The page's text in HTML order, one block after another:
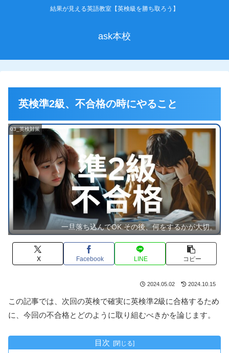
結果が見える英語教室【英検級を勝ち取ろう】
ask本校
英検準2級、不合格の時にやること
03_英検対策
一旦落ち込んでOK.その後、何をするかが大切。
X Facebook LINE コピー
2024.05.02 2024.10.15
この記事では、次回の英検で確実に英検準2級に合格するため
に、今回の不合格とどのように取り組むべきかを論じます。
目次